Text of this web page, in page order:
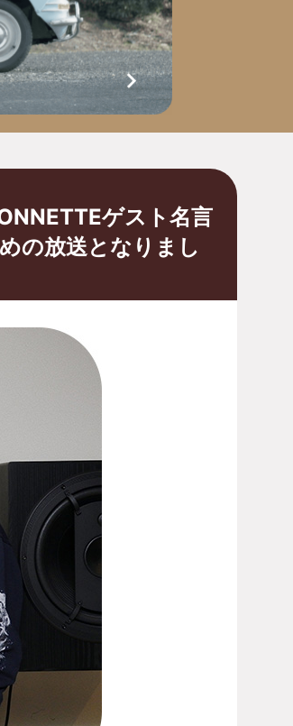
ゲスト名言
の放送となりまし